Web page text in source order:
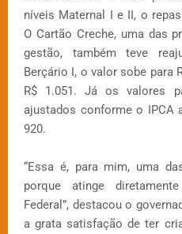
níveis Maternal I e II, o
O Cartão Creche, uma das
gestão, também teve
Berçário I, o valor sobe para
R$ 1.051. Já os valores
ajustados conforme o IPCA
920.
“Essa é, para mim, uma
porque atinge
Federal”, destacou o
a grata satisfação de ter